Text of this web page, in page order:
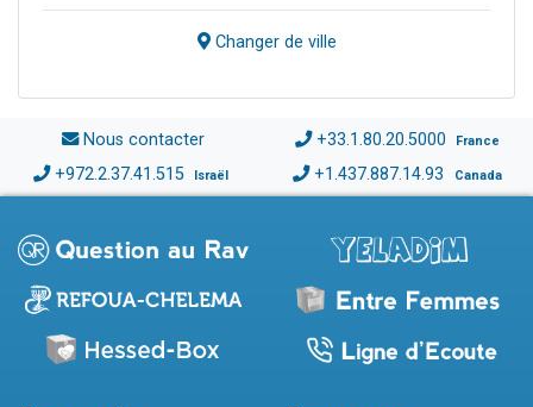
Changer de ville
Nous contacter +33.1.80.20.5000 France
+972.2.37.41.515 Israël +1.437.887.14.93 Canada